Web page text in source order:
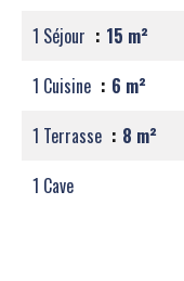
1 Séjour
15 m²
1 Cuisine
6 m²
1 Terrasse
8 m²
1 Cave